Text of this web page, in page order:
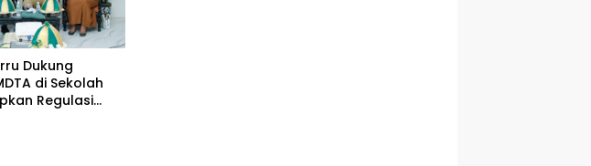
Dukung
di Sekolah
Regulasi